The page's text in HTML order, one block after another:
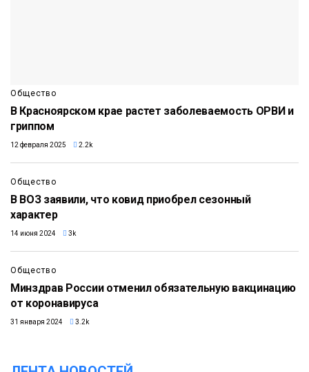
Общество
В Красноярском крае растет заболеваемость ОРВИ и
гриппом
12 февраля 2025 2.2k
Общество
В ВОЗ заявили, что ковид приобрел сезонный
характер
14 июня 2024 3k
Общество
Минздрав России отменил обязательную вакцинацию
от коронавируса
31 января 2024 3.2k